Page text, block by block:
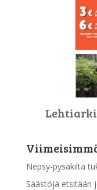
Nepsy-pysäkiltä
Säästöjä etsitään